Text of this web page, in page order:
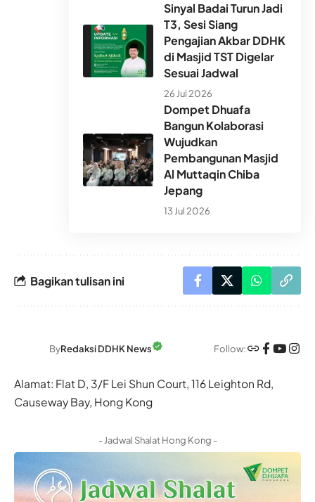
Sinyal Badai Turun Jadi
T3, Sesi Siang
Pengajian Akbar DDHK
di Masjid TST Digelar
Sesuai Jadwal
26 Jul 2026
Dompet Dhuafa
Bangun Kolaborasi
Wujudkan
Pembangunan Masjid
Al Muttaqin Chiba
Jepang
13 Jul 2026
Bagikan tulisan ini
ByRedaksi DDHK News Follow:
Alamat: Flat D, 3/F Lei Shun Court, 116 Leighton Rd,
Causeway Bay, Hong Kong
- Jadwal Shalat Hong Kong -